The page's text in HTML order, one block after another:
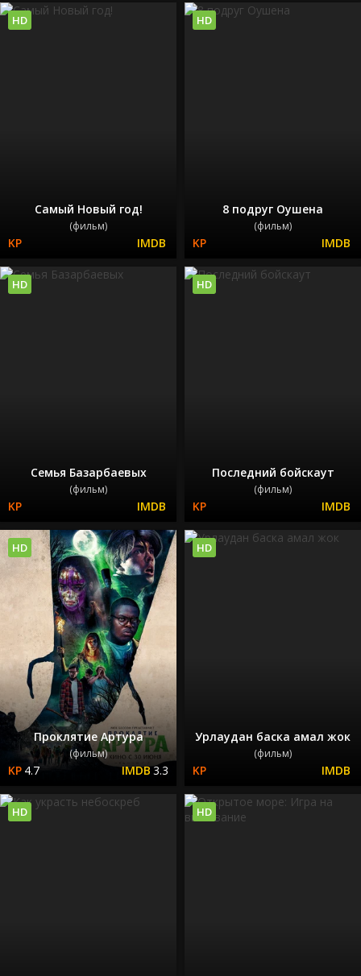
Самый Новый год!
(фильм)
HD
8 подруг Оушена
(фильм)
HD
Семья Базарбаевых
(фильм)
HD
Последний бойскаут
(фильм)
HD
Проклятие Артура
(фильм)
4.7 3.3
HD
Урлаудан баска амал жок
(фильм)
HD
HD HD